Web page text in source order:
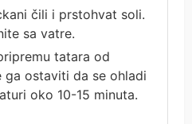
čili i prstohvat soli.
sa vatre.
tatara od
ga ostaviti da se ohladi
oko 10-15 minuta.